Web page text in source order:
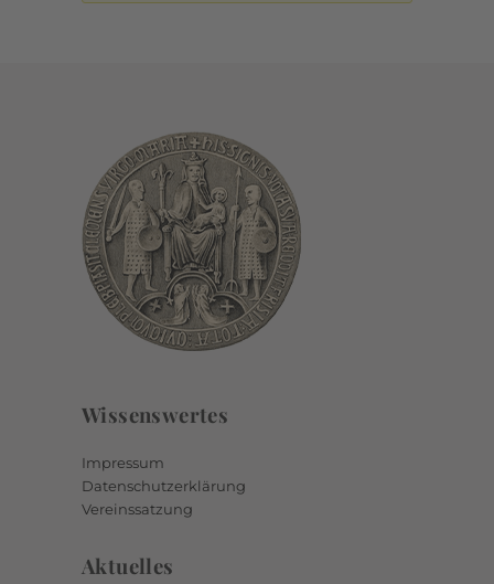
Wissenswertes
Impressum
Datenschutzerklärung
Vereinssatzung
Aktuelles